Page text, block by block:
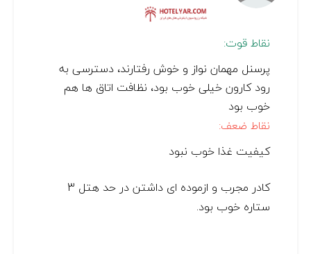
نقاط قوت:
پرسنل مهمان نواز و خوش رفتارند، دسترسی به
رود کارون خیلی خوب بود، نظافت اتاق ها هم
خوب بود
نقاط ضعف:
کیفیت غذا خوب نبود
کادر مجرب و ازموده ای داشتن در حد هتل 3
ستاره خوب بود.